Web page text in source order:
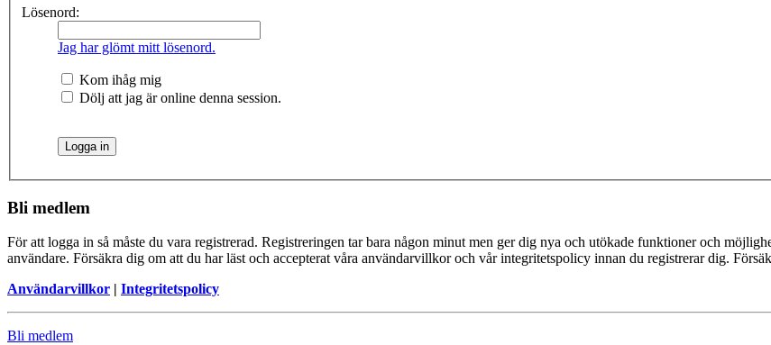
Lösenord:
Jag har glömt mitt lösenord.
Kom ihåg mig
Dölj att jag är online denna session.
Bli medlem
För att logga in så måste du vara registrerad. Registreringen tar bara någon minut men ger dig nya och utökade funktioner och
användare. Försäkra dig om att du har läst och accepterat våra användarvillkor och vår integritetspolicy innan du registrerar dig.
Användarvillkor | Integritetspolicy
Bli medlem